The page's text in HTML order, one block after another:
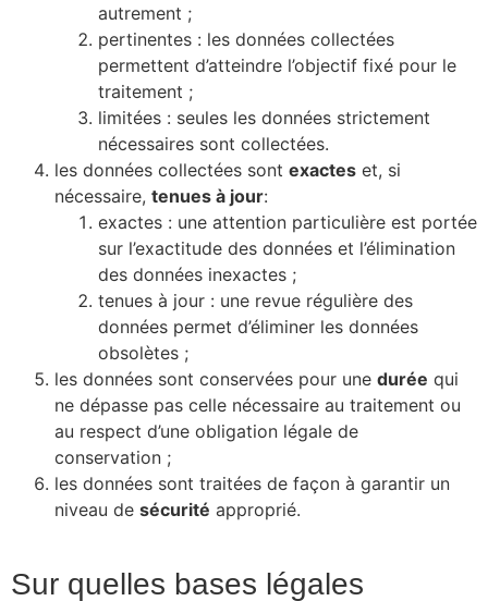
autrement ;
pertinentes : les données collectées
permettent d’atteindre l’objectif fixé pour le
traitement ;
limitées : seules les données strictement
nécessaires sont collectées.
les données collectées sont exactes et, si
nécessaire, tenues à jour:
exactes : une attention particulière est portée
sur l’exactitude des données et l’élimination
des données inexactes ;
tenues à jour : une revue régulière des
données permet d’éliminer les données
obsolètes ;
les données sont conservées pour une durée qui
ne dépasse pas celle nécessaire au traitement ou
au respect d’une obligation légale de
conservation ;
les données sont traitées de façon à garantir un
niveau de sécurité approprié.
Sur quelles bases légales